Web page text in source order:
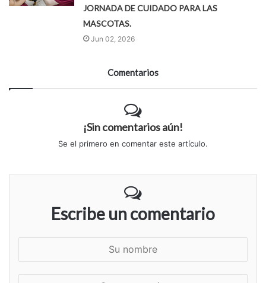
JORNADA DE CUIDADO PARA LAS
MASCOTAS.
Jun 02, 2026
Comentarios
¡Sin comentarios aún!
Se el primero en comentar este artículo.
Escribe un comentario